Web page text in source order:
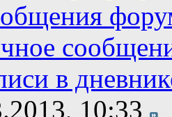
в
10:33